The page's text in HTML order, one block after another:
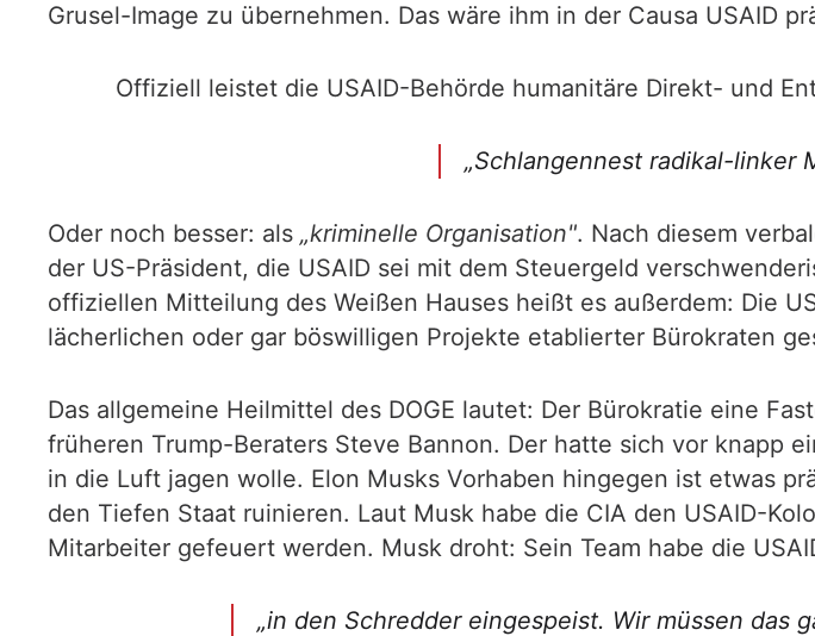
Grusel-Image zu übernehmen. Das wäre ihm in der Causa USAID
Offiziell leistet die USAID-Behörde humanitäre Direkt- und
„Schlangennest radikal-linker
Oder noch besser: als „kriminelle Organisation". Nach diesem
der US-Präsident, die USAID sei mit dem Steuergeld
offiziellen Mitteilung des Weißen Hauses heißt es außerdem: Die
lächerlichen oder gar böswilligen Projekte etablierter Bürokraten
Das allgemeine Heilmittel des DOGE lautet: Der Bürokratie eine
früheren Trump-Beraters Steve Bannon. Der hatte sich vor knapp
in die Luft jagen wolle. Elon Musks Vorhaben hingegen ist etwas
den Tiefen Staat ruinieren. Laut Musk habe die CIA den USAID-
Mitarbeiter gefeuert werden. Musk droht: Sein Team habe die
„in den Schredder eingespeist. Wir müssen das